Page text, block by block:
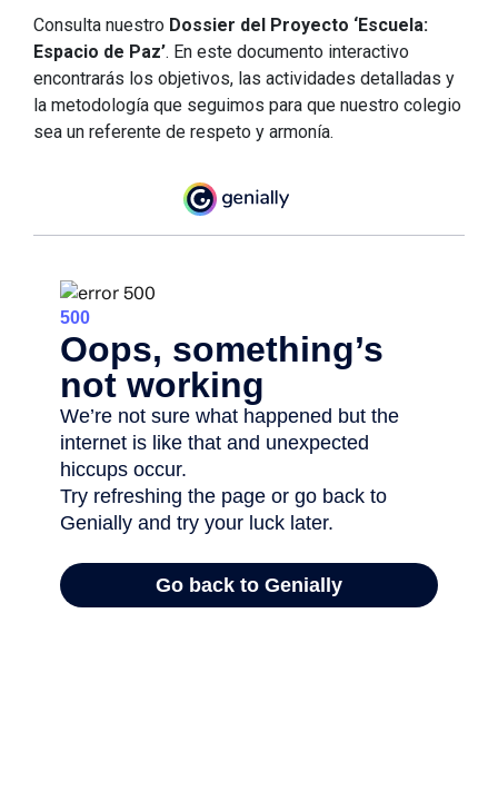
Consulta nuestro Dossier del Proyecto ‘Escuela:
Espacio de Paz’. En este documento interactivo
encontrarás los objetivos, las actividades detalladas y
la metodología que seguimos para que nuestro colegio
sea un referente de respeto y armonía.